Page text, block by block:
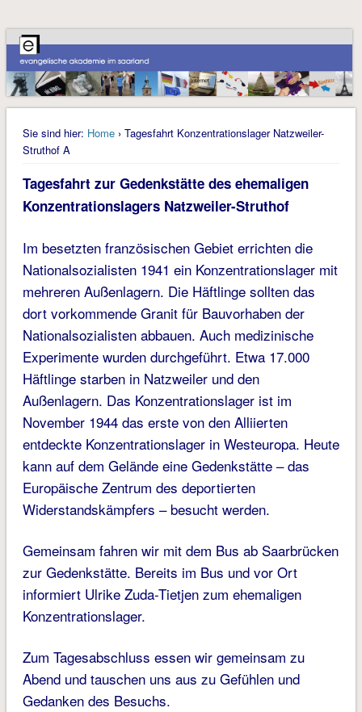
Sie sind hier: Home› Tagesfahrt Konzentrationslager Natzweiler-
Struthof A
Tagesfahrt zur Gedenkstätte des ehemaligen
Konzentrationslagers Natzweiler-Struthof
Im besetzten französischen Gebiet errichten die
Nationalsozialisten 1941 ein Konzentrationslager mit
mehreren Außenlagern. Die Häftlinge sollten das
dort vorkommende Granit für Bauvorhaben der
Nationalsozialisten abbauen. Auch medizinische
Experimente wurden durchgeführt. Etwa 17.000
Häftlinge starben in Natzweiler und den
Außenlagern. Das Konzentrationslager ist im
November 1944 das erste von den Alliierten
entdeckte Konzentrationslager in Westeuropa. Heute
kann auf dem Gelände eine Gedenkstätte – das
Europäische Zentrum des deportierten
Widerstandskämpfers – besucht werden.
Gemeinsam fahren wir mit dem Bus ab Saarbrücken
zur Gedenkstätte. Bereits im Bus und vor Ort
informiert Ulrike Zuda-Tietjen zum ehemaligen
Konzentrationslager.
Zum Tagesabschluss essen wir gemeinsam zu
Abend und tauschen uns aus zu Gefühlen und
Gedanken des Besuchs.